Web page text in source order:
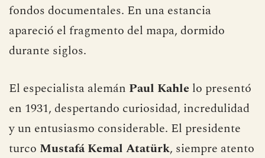
fondos documentales. En una estancia
apareció el fragmento del mapa, dormido
durante siglos.
El especialista alemán Paul Kahle lo presentó
en 1931, despertando curiosidad, incredulidad
y un entusiasmo considerable. El presidente
turco Mustafá Kemal Atatürk, siempre atento